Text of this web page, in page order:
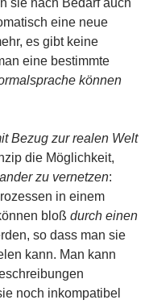
eine neue
es gibt keine
eine bestimmte
können
Bezug zur realen Welt
die Möglichkeit,
zu vernetzen:
in einem
bloß durch einen
so dass man sie
kann. Man kann
noch inkompatibel